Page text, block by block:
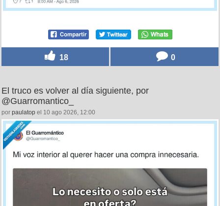
18 0
El truco es volver al día siguiente, por
@Guarromantico_
por paulatop el 10 ago 2026, 12:00